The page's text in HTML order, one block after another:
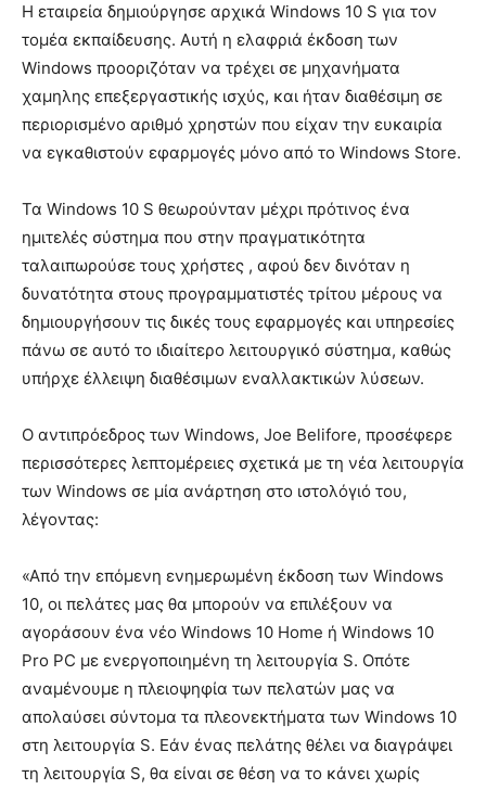
Η εταιρεία δημιούργησε αρχικά Windows 10 S για τον
τομέα εκπαίδευσης. Αυτή η ελαφριά έκδοση των
Windows προοριζόταν να τρέχει σε μηχανήματα
χαμηλης επεξεργαστικής ισχύς, και ήταν διαθέσιμη σε
περιορισμένο αριθμό χρηστών που είχαν την ευκαιρία
να εγκαθιστούν εφαρμογές μόνο από το Windows Store.
Τα Windows 10 S θεωρούνταν μέχρι πρότινος ένα
ημιτελές σύστημα που στην πραγματικότητα
ταλαιπωρούσε τους χρήστες , αφού δεν δινόταν η
δυνατότητα στους προγραμματιστές τρίτου μέρους να
δημιουργήσουν τις δικές τους εφαρμογές και υπηρεσίες
πάνω σε αυτό το ιδιαίτερο λειτουργικό σύστημα, καθώς
υπήρχε έλλειψη διαθέσιμων εναλλακτικών λύσεων.
Ο αντιπρόεδρος των Windows, Joe Belifore, προσέφερε
περισσότερες λεπτομέρειες σχετικά με τη νέα λειτουργία
των Windows σε μία ανάρτηση στο ιστολόγιό του,
λέγοντας:
«Από την επόμενη ενημερωμένη έκδοση των Windows
10, οι πελάτες μας θα μπορούν να επιλέξουν να
αγοράσουν ένα νέο Windows 10 Home ή Windows 10
Pro PC με ενεργοποιημένη τη λειτουργία S. Οπότε
αναμένουμε η πλειοψηφία των πελατών μας να
απολαύσει σύντομα τα πλεονεκτήματα των Windows 10
στη λειτουργία S. Εάν ένας πελάτης θέλει να διαγράψει
τη λειτουργία S, θα είναι σε θέση να το κάνει χωρίς